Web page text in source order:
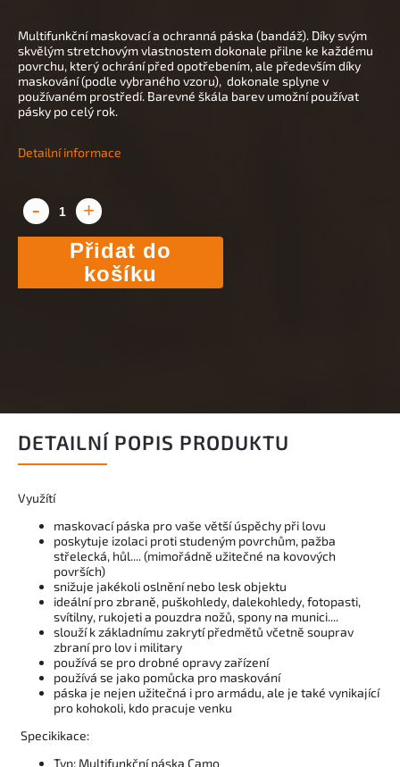
Přidat do
košíku
Multifunkční maskovací a ochranná páska (bandáž). Díky svým
skvělým stretchovým vlastnostem dokonale přilne ke každému
povrchu, který ochrání před opotřebením, ale především díky
maskování (podle vybraného vzoru), dokonale splyne v
používaném prostředí. Barevné škála barev umožní používat
pásky po celý rok.
Detailní informace
DETAILNÍ POPIS PRODUKTU
Využítí
maskovací páska pro vaše větší úspěchy při lovu
poskytuje izolaci proti studeným povrchům, pažba
střelecká, hůl.... (mimořádně užitečné na kovových
površích)
snižuje jakékoli oslnění nebo lesk objektu
ideální pro zbraně, puškohledy, dalekohledy, fotopasti,
svítilny, rukojeti a pouzdra nožů, spony na munici....
slouží k základnímu zakrytí předmětů včetně souprav
zbraní pro lov i military
používá se pro drobné opravy zařízení
používá se jako pomůcka pro maskování
páska je nejen užitečná i pro armádu, ale je také vynikající
pro kohokoli, kdo pracuje venku
Specikikace:
Typ: Multifunkční páska Camo